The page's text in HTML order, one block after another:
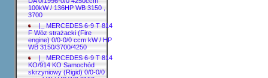
100kW / 136HP WB 3150 ,
3700
|_ MERCEDES 6-9 T 814
F Wóz strażacki (Fire
engine) 0/0-0/0 ccm kW / HP
WB 3150/3700/4250
|_ MERCEDES 6-9 T 814
KO/914 KO Samochód
skrzyniowy (Rigid) 0/0-0/0